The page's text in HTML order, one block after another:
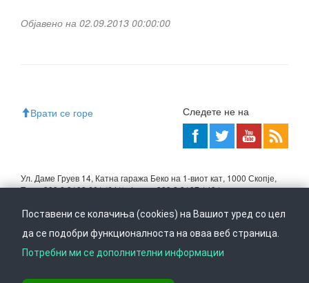
Објавено на 02.09.2013 00:00:00
Врати се горе Следете не на
Ул. Даме Груев 14, Катна гаража Беко на 1-виот кат, 1000 Скопје,
Тел: +389 2 3103 601 (641), Факс: +389 2 3137 149 |
©2026 . · Privacy· Terms
Поставени се колачиња (cookies) на Вашиот уред со цел
да се подобри функционалноста на оваа веб страница.
Потребни ми се дополнителни информации